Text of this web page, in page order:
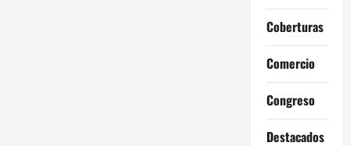
Coberturas
Comercio
Congreso
Destacados